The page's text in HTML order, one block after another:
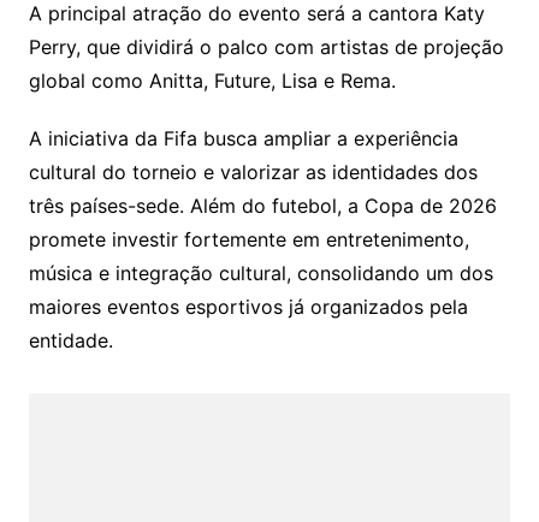
A principal atração do evento será a cantora Katy
Perry, que dividirá o palco com artistas de projeção
global como Anitta, Future, Lisa e Rema.
A iniciativa da Fifa busca ampliar a experiência
cultural do torneio e valorizar as identidades dos
três países-sede. Além do futebol, a Copa de 2026
promete investir fortemente em entretenimento,
música e integração cultural, consolidando um dos
maiores eventos esportivos já organizados pela
entidade.